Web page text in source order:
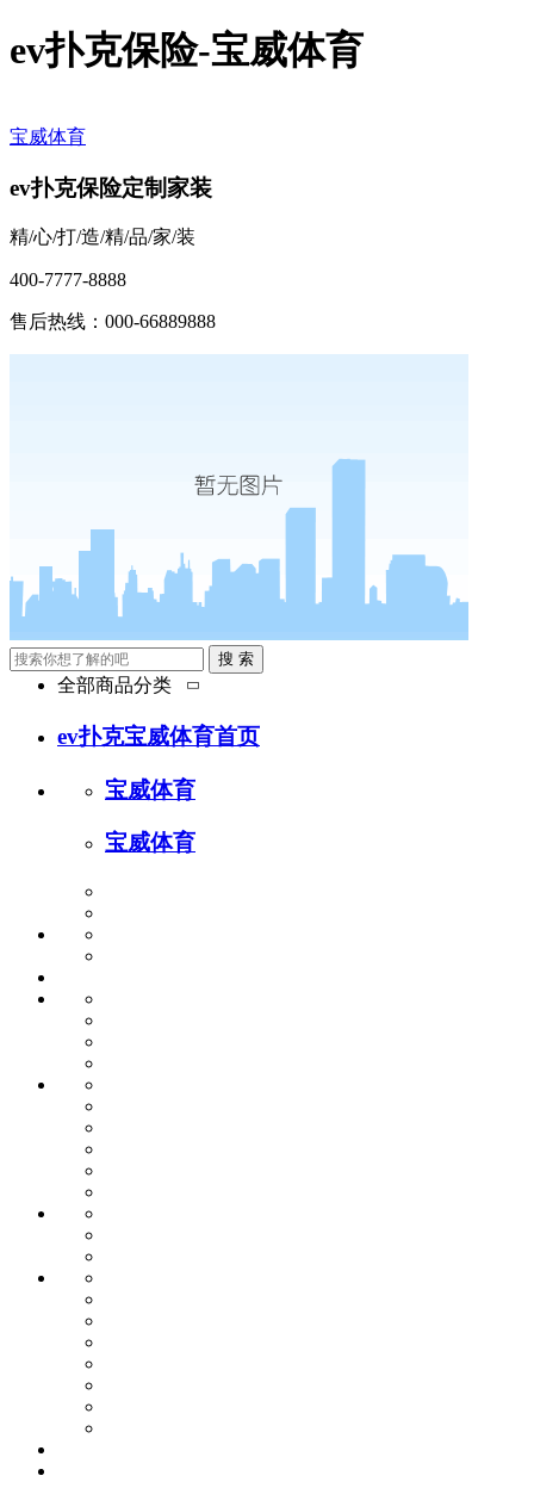
ev扑克保险-宝威体育
宝威体育
ev扑克保险定制家装
精/心/打/造/精/品/家/装
400-7777-8888
售后热线：000-66889888
搜 索
全部商品分类 
ev扑克宝威体育首页
宝威体育
宝威体育